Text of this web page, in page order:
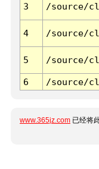
3 /source/
4 /source/
5 /source/
6 /source/
www.365jz.com 已经将